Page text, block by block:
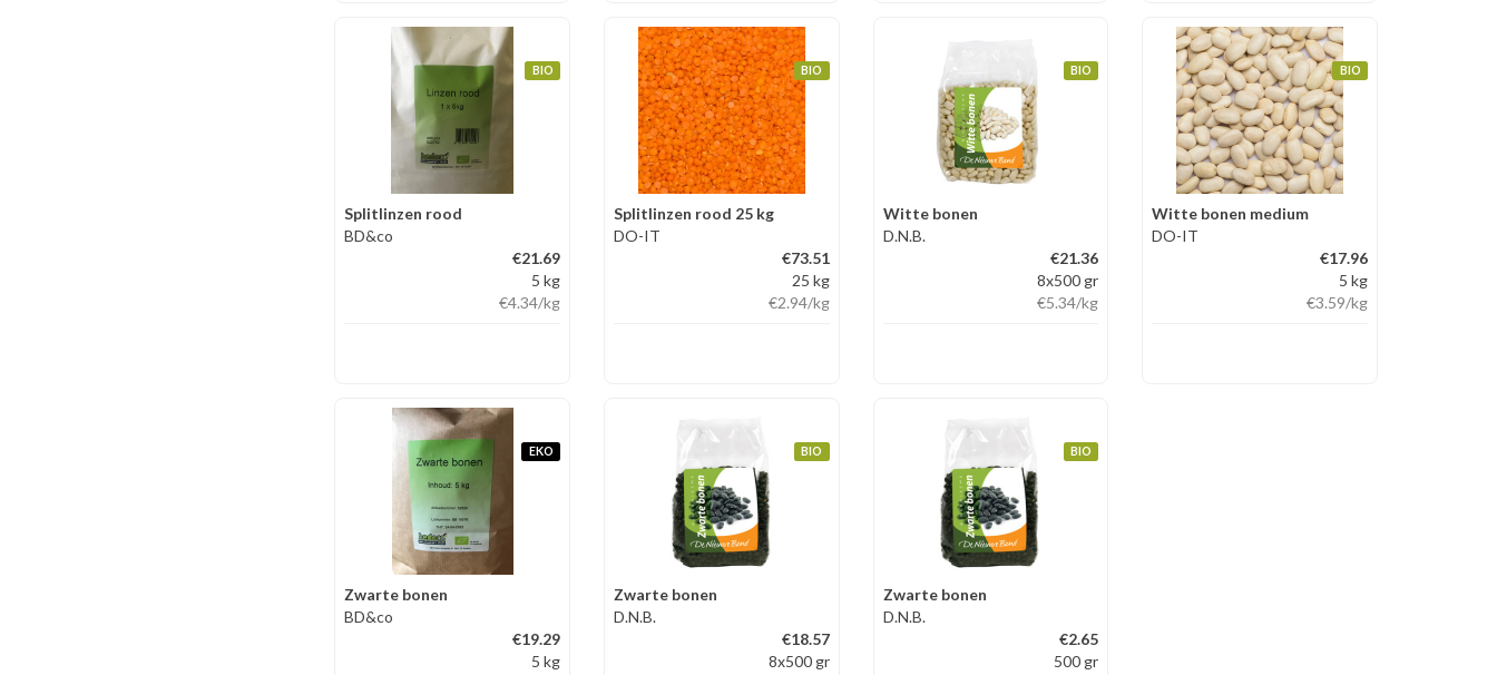
BIO
Splitlinzen rood
BD&co
€21.69
5 kg
€4.34/kg
BIO
Splitlinzen rood 25 kg
DO-IT
€73.51
25 kg
€2.94/kg
BIO
Witte bonen
D.N.B.
€21.36
8x500 gr
€5.34/kg
BIO
Witte bonen medium
DO-IT
€17.96
5 kg
€3.59/kg
EKO
Zwarte bonen
BD&co
€19.29
5 kg
BIO
Zwarte bonen
D.N.B.
€18.57
8x500 gr
BIO
Zwarte bonen
D.N.B.
€2.65
500 gr